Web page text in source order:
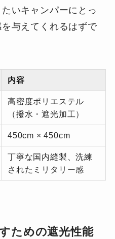
いキャンパーにとっ
与えてくれるはずで
内容
高密度ポリエステル
（撥水・遮光加工）
450cm × 450cm
丁寧な国内縫製、洗練
されたミリタリー感
ための遮光性能